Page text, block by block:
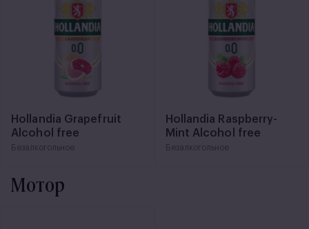
Hollandia Grapefruit
Alcohol free
Безалкогольное
Hollandia Raspberry-
Mint Alcohol free
Безалкогольное
Мотор